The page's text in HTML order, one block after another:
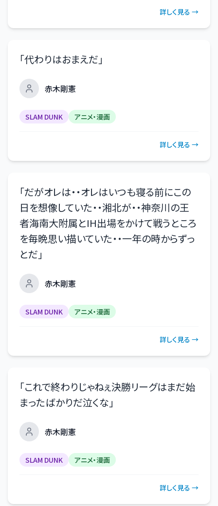
詳しく見る →
「代わりはおまえだ 」
赤木剛憲
SLAM DUNK アニメ・漫画
詳しく見る →
「だがオレは・・オレはいつも寝る前にこの
日を想像していた・・湘北が・・神奈川の王
者海南大附属とIH出場をかけて戦うところ
を毎晩思い描いていた・・一年の時からずっ
とだ 」
赤木剛憲
SLAM DUNK アニメ・漫画
詳しく見る →
「これで終わりじゃねぇ決勝リーグはまだ始
まったばかりだ泣くな 」
赤木剛憲
SLAM DUNK アニメ・漫画
詳しく見る →